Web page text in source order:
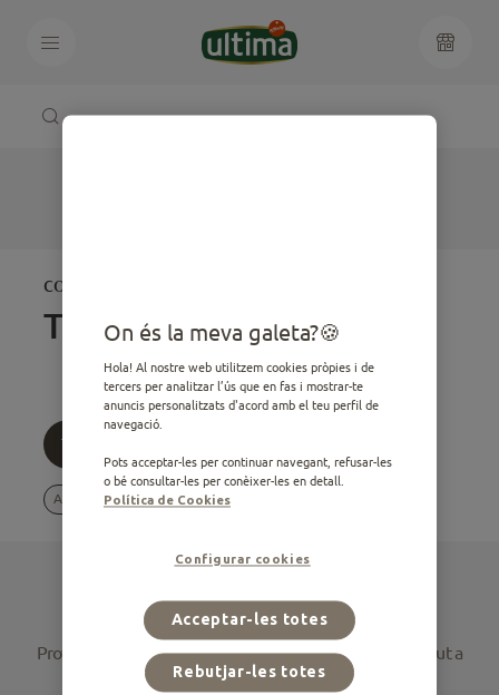
CONSELLS PER AL TEU
Tots
Tots
Adult
Cap resultat per a la teva cerca
Prova de canviar la selecció de filtres o accedeix al contingut a
través d'aquests articles relacionats
On és la meva galeta?
Hola! Al nostre web utilitzem cookies pròpies i de
tercers per analitzar l’ús que en fas i mostrar-te
anuncis personalitzats d'acord amb el teu perfil de
navegació.
Pots acceptar-les per continuar navegant, refusar-les
o bé consultar-les per conèixer-les en detall.
Política de Cookies
Configurar cookies
Rebutjar-les totes
Acceptar-les totes